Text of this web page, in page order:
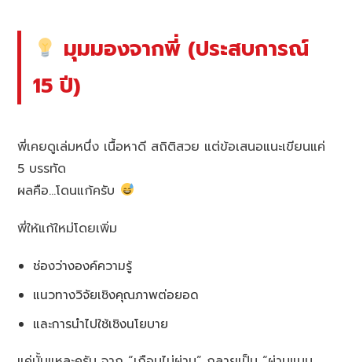
มุมมองจากพี่ (ประสบการณ์
15 ปี)
พี่เคยดูเล่มหนึ่ง เนื้อหาดี สถิติสวย แต่ข้อเสนอแนะเขียนแค่
5 บรรทัด
ผลคือ…โดนแก้ครับ
พี่ให้แก้ใหม่โดยเพิ่ม
ช่องว่างองค์ความรู้
แนวทางวิจัยเชิงคุณภาพต่อยอด
และการนำไปใช้เชิงนโยบาย